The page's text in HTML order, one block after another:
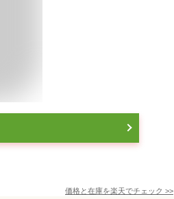
価格と在庫を楽天でチェック >>